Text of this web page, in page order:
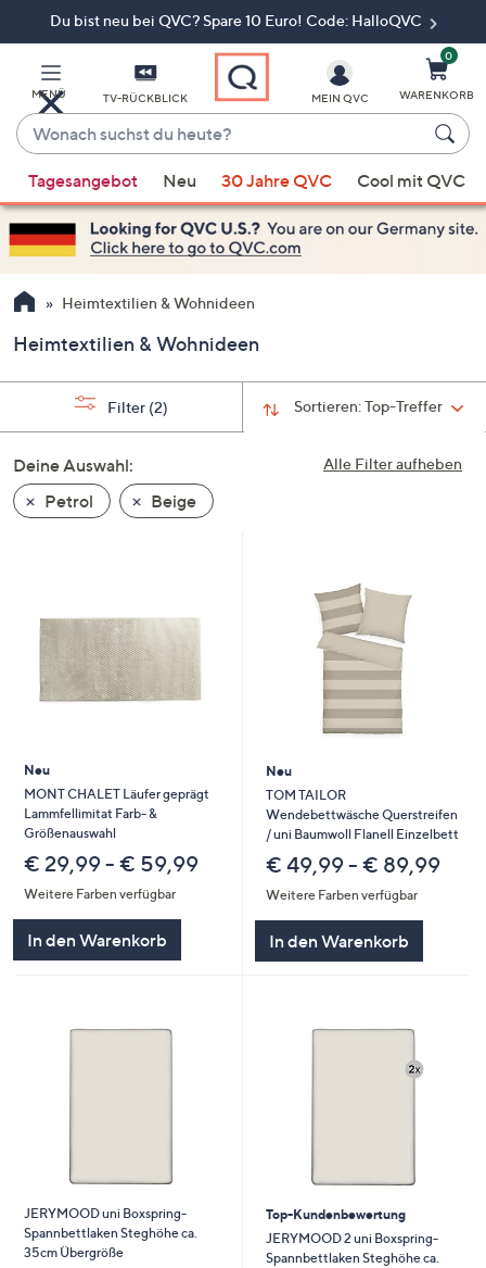
Du bist neu bei QVC? Spare 10 Euro! Code: HalloQVC
MENÜ TV-RÜCKBLICK
Wonach
suchst
du
heute?
Vorschläge
verfügbar
sind,
verwenden
Sie
Pfeiltasten
nach
und
nach
unten
oder
Geräten
nach
links
um
diese
anzuzeigen.
MEIN QVC
0
WARENKORB
Tagesangebot Neu 30 Jahre QVC Cool mit QVC
Heimtextilien & Wohnideen
Heimtextilien & Wohnideen
Sortieren:Top-Treffer
Filter (2)
Alle Filter aufheben
Deine Auswahl:
Petrol
Beige
Neu
MONT CHALET Läufer geprägt
Lammfellimitat Farb- &
Größenauswahl
€ 29,99 - € 59,99
Weitere Farben verfügbar
In den Warenkorb
Neu
TOM TAILOR
Wendebettwäsche Querstreifen
/ uni Baumwoll Flanell Einzelbett
€ 49,99 - € 89,99
Weitere Farben verfügbar
In den Warenkorb
JERYMOOD uni Boxspring-
Spannbettlaken Steghöhe ca.
35cm Übergröße
Top-Kundenbewertung
JERYMOOD 2 uni Boxspring-
Spannbettlaken Steghöhe ca.